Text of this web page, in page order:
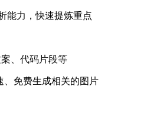
能力，快速提炼重点
、代码片段等
免费生成相关的图片